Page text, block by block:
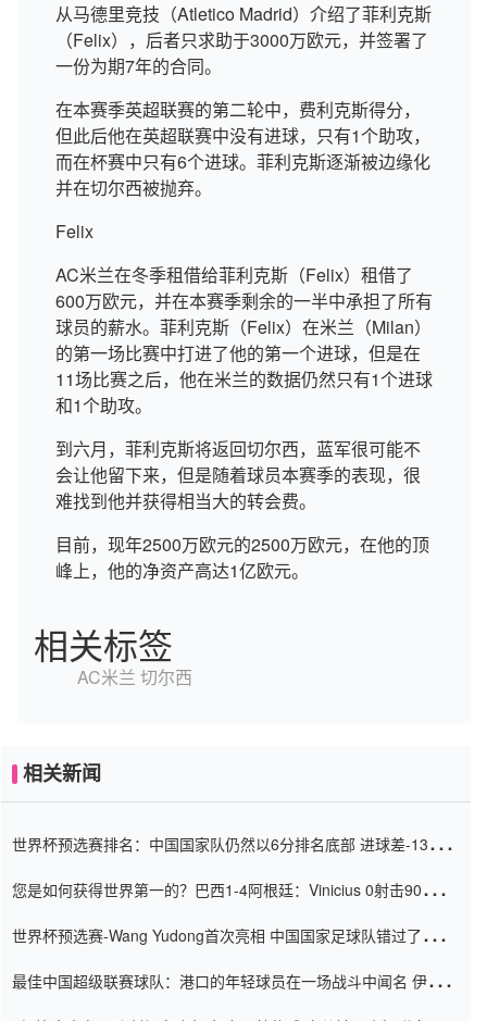
从马德里竞技（Atletico Madrid）介绍了菲利克斯
（Felix），后者只求助于3000万欧元，并签署了
一份为期7年的合同。
在本赛季英超联赛的第二轮中，费利克斯得分，
但此后他在英超联赛中没有进球，只有1个助攻，
而在杯赛中只有6个进球。菲利克斯逐渐被边缘化
并在切尔西被抛弃。
Felix
AC米兰在冬季租借给菲利克斯（Felix）租借了
600万欧元，并在本赛季剩余的一半中承担了所有
球员的薪水。菲利克斯（Felix）在米兰（Milan）
的第一场比赛中打进了他的第一个进球，但是在
11场比赛之后，他在米兰的数据仍然只有1个进球
和1个助攻。
到六月，菲利克斯将返回切尔西，蓝军很可能不
会让他留下来，但是随着球员本赛季的表现，很
难找到他并获得相当大的转会费。
目前，现年2500万欧元的2500万欧元，在他的顶
峰上，他的净资产高达1亿欧元。
相关标签
AC米兰 切尔西
相关新闻
世界杯预选赛排名：中国国家队仍然以6分排名底部 进球差-13令人
您是如何获得世界第一的？巴西1-4阿根廷：Vinicius 0射击90分钟
世界杯预选赛-Wang Yudong首次亮相 中国国家足球队错过了世界
最佳中国超级联赛球队：港口的年轻球员在一场战斗中闻名 伊万放